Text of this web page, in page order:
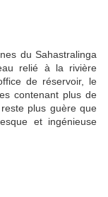
du Sahastralinga
relié à la rivière
de réservoir, le
contenant plus de
plus guère que
et ingénieuse